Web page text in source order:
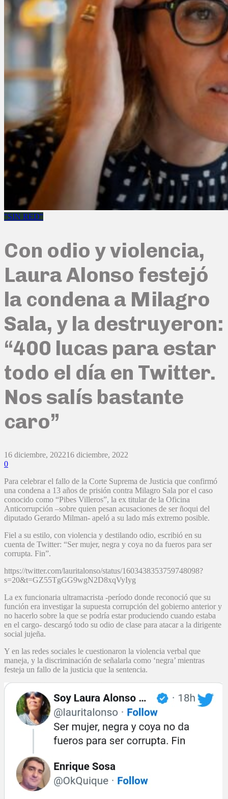
"SIN RED"
Con odio y violencia,
Laura Alonso festejó
la condena a Milagro
Sala, y la destruyeron:
“400 lucas para estar
todo el día en Twitter.
Nos salís bastante
caro”
16 diciembre, 202216 diciembre, 2022
0
Para celebrar el fallo de la Corte Suprema de Justicia que confirmó
una condena a 13 años de prisión contra Milagro Sala por el caso
conocido como “Pibes Villeros”, la ex titular de la Oficina
Anticorrupción –sobre quien pesan acusaciones de ser ñoqui del
diputado Gerardo Milman- apeló a su lado más extremo posible.
Fiel a su estilo, con violencia y destilando odio, escribió en su
cuenta de Twitter: “Ser mujer, negra y coya no da fueros para ser
corrupta. Fin”.
https://twitter.com/lauritalonso/status/1603438353759748098?
s=20&t=GZ55TgGG9wgN2D8xqVyIyg
La ex funcionaria ultramacrista -período donde reconoció que su
función era investigar la supuesta corrupción del gobierno anterior y
no hacerlo sobre la que se podría estar produciendo cuando estaba
en el cargo- descargó todo su odio de clase para atacar a la dirigente
social jujeña.
Y en las redes sociales le cuestionaron la violencia verbal que
maneja, y la discriminación de señalarla como ‘negra’ mientras
festeja un fallo de la justicia que la sentencia.